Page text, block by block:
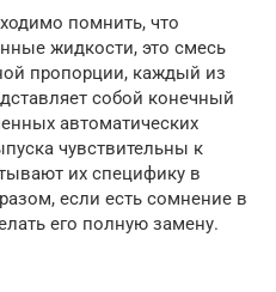
помнить, что
жидкости, это смесь
пропорции, каждый из
собой конечный
автоматических
чувствительны к
их специфику в
если есть сомнение в
его полную замену.